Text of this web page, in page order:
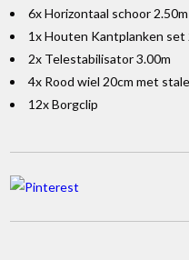
6x Horizontaal schoor 2.50m
1x Houten Kantplanken set
2x Telestabilisator 3.00m
4x Rood wiel 20cm met
12x Borgclip